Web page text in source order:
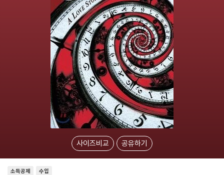
사이즈비교 공유하기
소득공제 수입